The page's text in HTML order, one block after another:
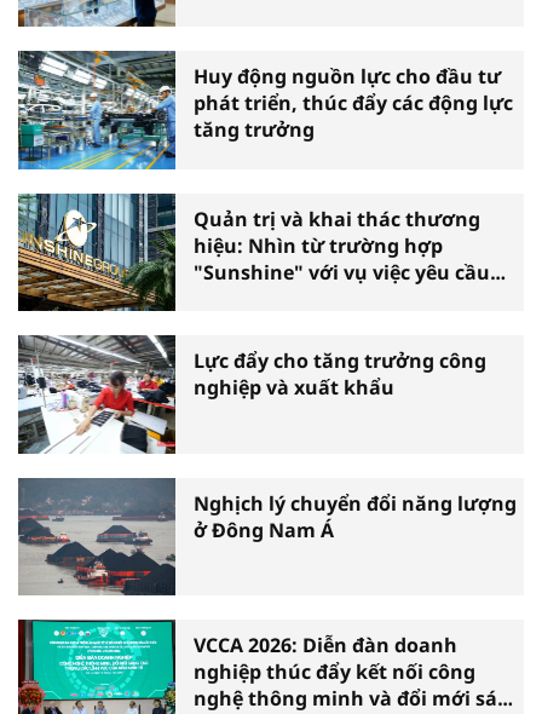
Huy động nguồn lực cho đầu tư
phát triển, thúc đẩy các động lực
tăng trưởng
Quản trị và khai thác thương
hiệu: Nhìn từ trường hợp
"Sunshine" với vụ việc yêu cầu
Lực đẩy cho tăng trưởng công
nghiệp và xuất khẩu
Nghịch lý chuyển đổi năng lượng
ở Đông Nam Á
VCCA 2026: Diễn đàn doanh
nghiệp thúc đẩy kết nối công
nghệ thông minh và đổi mới sáng